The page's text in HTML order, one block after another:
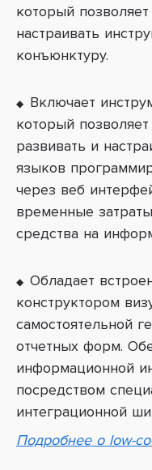
который
настраивать
конъюнктуру.
Включает
который
развивать и
языков
через веб
временные
средства на
Обладает
конструктором
самостоятельной
отчетных форм.
информационной
посредством
интеграционной
Подробнее о low-